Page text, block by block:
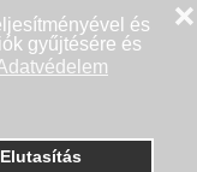
és
gyűjtésére és
Elutasítás
❌
Lubomír Fiedler,
.